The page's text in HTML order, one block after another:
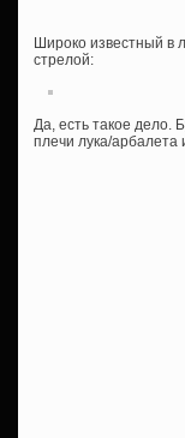
Широко известный в
стрелой:
Да, есть такое дело.
плечи лука/арбалета